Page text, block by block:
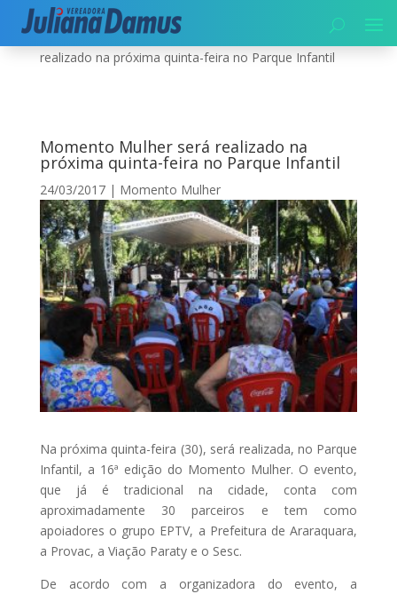
Início|Momento Mulher
realizado na próxima quinta-feira no Parque Infantil
Momento Mulher será realizado na
próxima quinta-feira no Parque Infantil
24/03/2017| Momento Mulher
Na próxima quinta-feira (30), será realizada, no Parque
Infantil, a 16ª edição do Momento Mulher. O evento,
que já é tradicional na cidade, conta com
aproximadamente 30 parceiros e tem como
apoiadores o grupo EPTV, a Prefeitura de Araraquara,
a Provac, a Viação Paraty e o Sesc.
De acordo com a organizadora do evento, a